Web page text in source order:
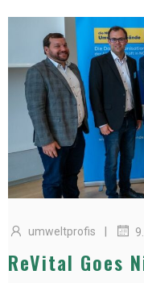
umweltprofis |
ReVital Goes